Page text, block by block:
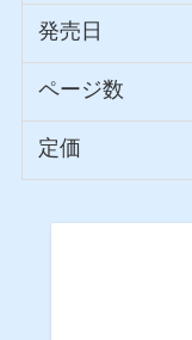
発売日
ページ数
定価